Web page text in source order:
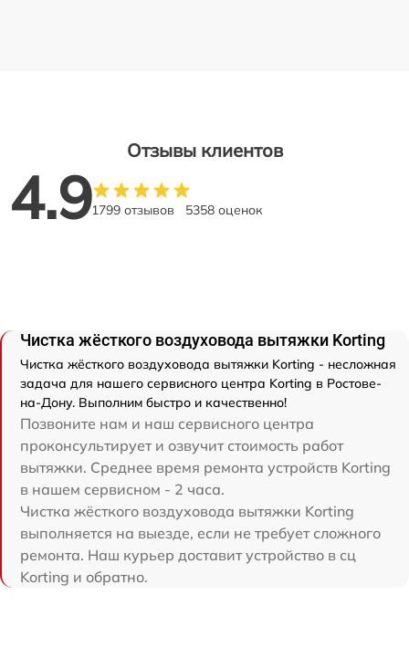
Отзывы клиентов
4.91799 отзывов 5358 оценок
Чистка жёсткого воздуховода вытяжки Korting
Чистка жёсткого воздуховода вытяжки Korting - несложная
задача для нашего сервисного центра Korting в Ростове-
на-Дону. Выполним быстро и качественно!
Позвоните нам и наш сервисного центра
проконсультирует и озвучит стоимость работ
вытяжки. Среднее время ремонта устройств Korting
в нашем сервисном - 2 часа.
Чистка жёсткого воздуховода вытяжки Korting
выполняется на выезде, если не требует сложного
ремонта. Наш курьер доставит устройство в сц
Korting и обратно.